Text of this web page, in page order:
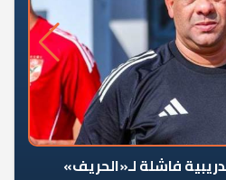
فاشلة لـ«الحريف»